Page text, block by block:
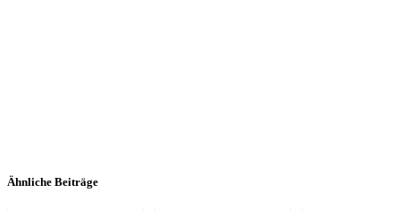
Ähnliche Beiträge